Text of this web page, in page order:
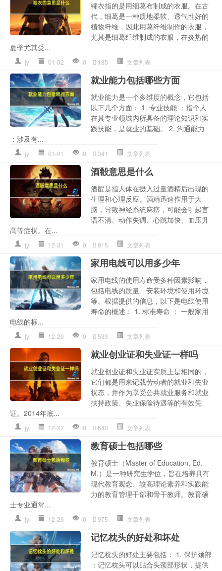
絺衣指的是用细葛布制成的衣服。在古
代，细葛是一种质地柔软、透气性好的
植物纤维，因此用葛纤维制作的衣服，
尤其是细葛纤维制成的衣服，在炎热的
夏季尤其受...
jy 01-02 0 185 文章列表
就业能力包括哪些方面
就业能力是一个多维度的概念，它包括
以下几个方面： 1. 专业技能 ：指个人
在其专业领域内所具备的理论知识和实
践技能，是就业的基础。 2. 沟通能力
：涉及有...
jy 01-01 0 341 文章列表
酒殽意思是什么
酒酲是指人体在摄入过量酒精后出现的
生理和心理反应。酒精迅速作用于大
脑，导致神经系统麻痹，可能会引起言
语不清、动作失调、心跳加快、血压升
高等症状。在...
jy 12-31 0 915 文章列表
家用电线可以用多少年
家用电线的使用寿命受多种因素影响，
包括电线的质量、安装环境和使用环境
等。根据提供的信息，以下是电线使用
寿命的概述： 1. 标准寿命 ： 一般家用
电线的标...
jy 12-29 0 533 文章列表
就业创业证和失业证一样吗
就业创业证和失业证实质上是相同的，
它们都是用来记载劳动者的就业和失业
状态，并作为享受公共就业服务和就业
扶持政策、失业保险待遇等的有效凭
证。2014年底...
jy 12-27 0 640 文章列表
教育硕士包括哪些
教育硕士（Master of Education, Ed.
M.）是一种研究生学位，旨在培养具有
现代教育观念、较高理论素养和实践能
力的教育管理干部和骨干教师。教育硕
士专业通常...
jy 12-26 0 975 文章列表
记忆枕头的好处和坏处
记忆枕头的好处主要包括： 1. 保护颈部
：记忆枕头可以贴合头颈部形状，提供